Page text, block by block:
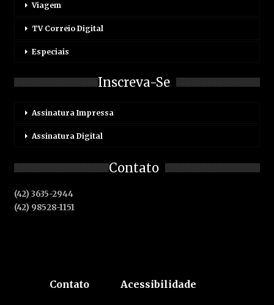
Viagem
TV Correio Digital
Especiais
Inscreva-Se
Assinatura Impressa
Assinatura Digital
Contato
(42) 3635-2944
(42) 98528-1151
Contato Acessibilidade